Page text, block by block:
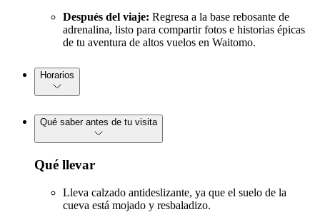
Después del viaje: Regresa a la base rebosante de
adrenalina, listo para compartir fotos e historias épicas
de tu aventura de altos vuelos en Waitomo.
Horarios
Qué saber antes de tu visita
Qué llevar
Lleva calzado antideslizante, ya que el suelo de la
cueva está mojado y resbaladizo.